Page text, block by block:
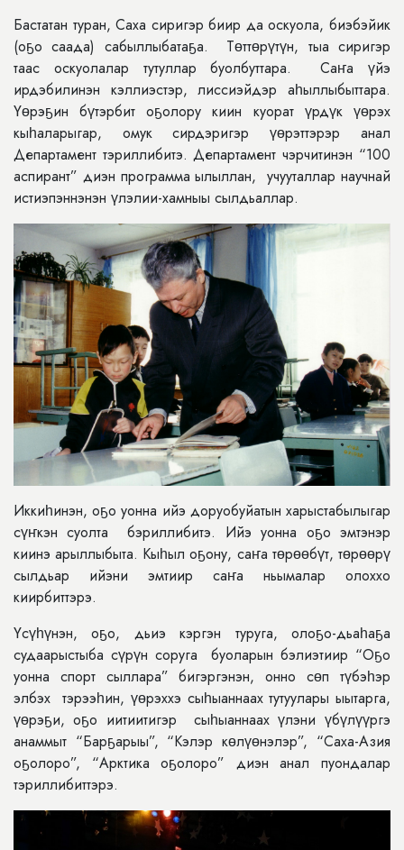
Бастатан туран, Саха сиригэр биир да оскуола, биэбэйик
(оҕо саада) сабыллыбатаҕа. Төттөрүтүн, тыа сиригэр
таас оскуолалар тутуллар буолбуттара. Саҥа үйэ
ирдэбилинэн кэллиэстэр, лиссиэйдэр аһыллыбыттара.
Үөрэҕин бүтэрбит оҕолору киин куорат үрдүк үөрэх
кыһаларыгар, омук сирдэригэр үөрэттэрэр анал
Департамент тэриллибитэ. Департамент чэрчитинэн “100
аспирант” диэн программа ылыллан, учууталлар научнай
истиэпэннэнэн үлэлии-хамныы сылдьаллар.
Иккиһинэн, оҕо уонна ийэ доруобуйатын харыстабылыгар
сүҥкэн суолта бэриллибитэ. Ийэ уонна оҕо эмтэнэр
киинэ арыллыбыта. Кыһыл оҕону, саҥа төрөөбүт, төрөөрү
сылдьар ийэни эмтиир саҥа ньымалар олоххо
киирбиттэрэ.
Үсүһүнэн, оҕо, дьиэ кэргэн туруга, олоҕо-дьаһаҕа
судаарыстыба сүрүн соруга буоларын бэлиэтиир “Оҕо
уонна спорт сыллара” бигэргэнэн, онно сөп түбэһэр
элбэх тэрээһин, үөрэххэ сыһыаннаах тутуулары ыытарга,
үөрэҕи, оҕо иитиитигэр сыһыаннаах үлэни үбүлүүргэ
анаммыт “Барҕарыы”, “Кэлэр көлүөнэлэр”, “Саха-Азия
оҕолоро”, “Арктика оҕолоро” диэн анал пуондалар
тэриллибиттэрэ.